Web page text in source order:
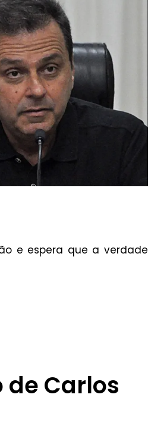
e espera que a verdade
de Carlos